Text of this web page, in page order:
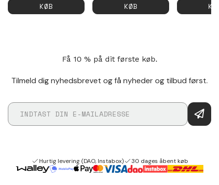
KØB
KØB
Få 10 % på dit første køb.
Tilmeld dig nyhedsbrevet og få nyheder og tilbud først.
Hurtig levering (DAO, Instabox) 30 dages åbent køb